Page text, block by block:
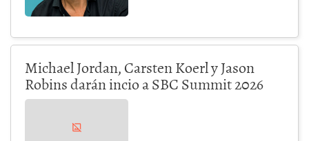
Michael Jordan, Carsten Koerl y Jason
Robins darán incio a SBC Summit 2026